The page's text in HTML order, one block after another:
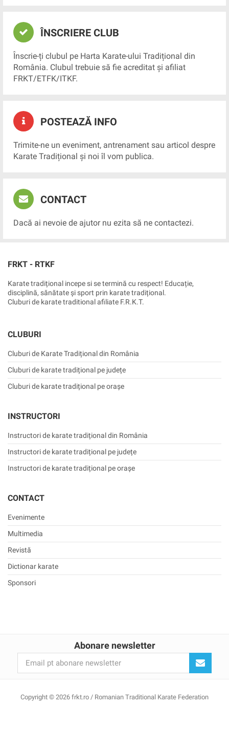
ÎNSCRIERE CLUB
Înscrie-ți clubul pe Harta Karate-ului Tradițional din
România. Clubul trebuie să fie acreditat și afiliat
FRKT/ETFK/ITKF.
POSTEAZĂ INFO
Trimite-ne un eveniment, antrenament sau articol despre
Karate Tradițional și noi îl vom publica.
CONTACT
Dacă ai nevoie de ajutor nu ezita să ne contactezi.
FRKT - RTKF
Karate tradițional incepe si se termină cu respect! Educație,
disciplină, sănătate și sport prin karate tradițional.
Cluburi de karate traditional afiliate F.R.K.T.
CLUBURI
Cluburi de Karate Tradițional din România
Cluburi de karate tradițional pe județe
Cluburi de karate tradițional pe orașe
INSTRUCTORI
Instructori de karate tradițional din România
Instructori de karate tradițional pe județe
Instructori de karate tradițional pe orașe
CONTACT
Evenimente
Multimedia
Revistă
Dictionar karate
Sponsori
Abonare newsletter
Copyright © 2026 frkt.ro / Romanian Traditional Karate Federation